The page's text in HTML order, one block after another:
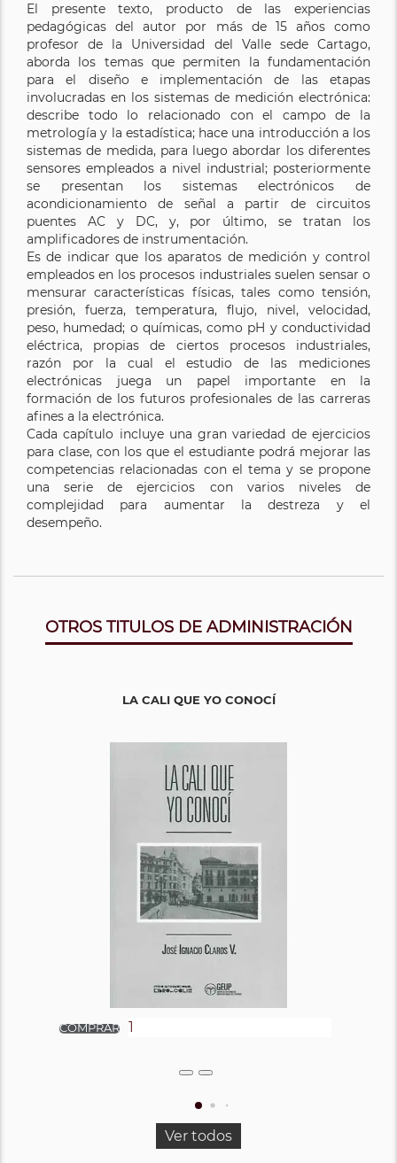
El presente texto, producto de las experiencias
pedagógicas del autor por más de 15 años como
profesor de la Universidad del Valle sede Cartago,
aborda los temas que permiten la fundamentación
para el diseño e implementación de las etapas
involucradas en los sistemas de medición electrónica:
describe todo lo relacionado con el campo de la
metrología y la estadística; hace una introducción a los
sistemas de medida, para luego abordar los diferentes
sensores empleados a nivel industrial; posteriormente
se presentan los sistemas electrónicos de
acondicionamiento de señal a partir de circuitos
puentes AC y DC, y, por último, se tratan los
amplificadores de instrumentación.
Es de indicar que los aparatos de medición y control
empleados en los procesos industriales suelen sensar o
mensurar características físicas, tales como tensión,
presión, fuerza, temperatura, flujo, nivel, velocidad,
peso, humedad; o químicas, como pH y conductividad
eléctrica, propias de ciertos procesos industriales,
razón por la cual el estudio de las mediciones
electrónicas juega un papel importante en la
formación de los futuros profesionales de las carreras
afines a la electrónica.
Cada capítulo incluye una gran variedad de ejercicios
para clase, con los que el estudiante podrá mejorar las
competencias relacionadas con el tema y se propone
una serie de ejercicios con varios niveles de
complejidad para aumentar la destreza y el
desempeño.
OTROS TITULOS DE ADMINISTRACIÓN
LA CALI QUE YO CONOCÍ
Ver todos